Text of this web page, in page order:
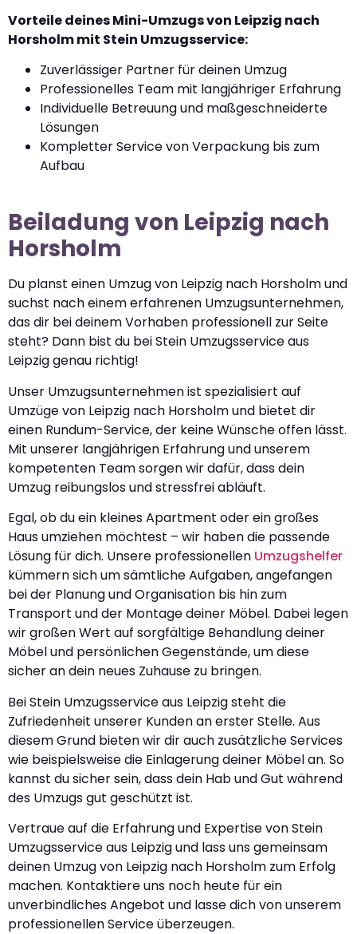
Vorteile deines Mini-Umzugs von Leipzig nach
Horsholm mit Stein Umzugsservice:
Zuverlässiger Partner für deinen Umzug
Professionelles Team mit langjähriger Erfahrung
Individuelle Betreuung und maßgeschneiderte
Lösungen
Kompletter Service von Verpackung bis zum
Aufbau
Beiladung von Leipzig nach
Horsholm
Du planst einen Umzug von Leipzig nach Horsholm und
suchst nach einem erfahrenen Umzugsunternehmen,
das dir bei deinem Vorhaben professionell zur Seite
steht? Dann bist du bei Stein Umzugsservice aus
Leipzig genau richtig!
Unser Umzugsunternehmen ist spezialisiert auf
Umzüge von Leipzig nach Horsholm und bietet dir
einen Rundum-Service, der keine Wünsche offen lässt.
Mit unserer langjährigen Erfahrung und unserem
kompetenten Team sorgen wir dafür, dass dein
Umzug reibungslos und stressfrei abläuft.
Egal, ob du ein kleines Apartment oder ein großes
Haus umziehen möchtest – wir haben die passende
Lösung für dich. Unsere professionellen Umzugshelfer
kümmern sich um sämtliche Aufgaben, angefangen
bei der Planung und Organisation bis hin zum
Transport und der Montage deiner Möbel. Dabei legen
wir großen Wert auf sorgfältige Behandlung deiner
Möbel und persönlichen Gegenstände, um diese
sicher an dein neues Zuhause zu bringen.
Bei Stein Umzugsservice aus Leipzig steht die
Zufriedenheit unserer Kunden an erster Stelle. Aus
diesem Grund bieten wir dir auch zusätzliche Services
wie beispielsweise die Einlagerung deiner Möbel an. So
kannst du sicher sein, dass dein Hab und Gut während
des Umzugs gut geschützt ist.
Vertraue auf die Erfahrung und Expertise von Stein
Umzugsservice aus Leipzig und lass uns gemeinsam
deinen Umzug von Leipzig nach Horsholm zum Erfolg
machen. Kontaktiere uns noch heute für ein
unverbindliches Angebot und lasse dich von unserem
professionellen Service überzeugen.